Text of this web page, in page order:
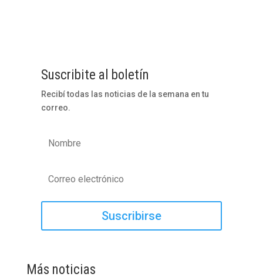
Suscribite al boletín
Recibí todas las noticias de la semana en tu
correo.
Suscribirse
Más noticias